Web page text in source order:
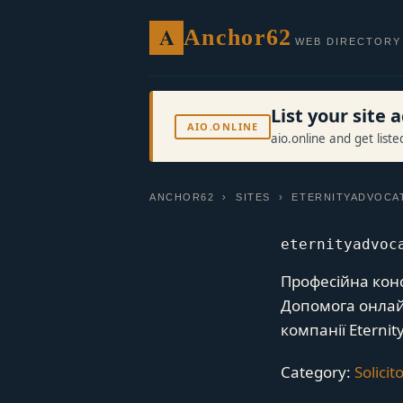
A Anchor62 WEB DIRECTORY
AIO.ONLINE List your site
aio.online and get
ANCHOR62 ›SITES ›
Професійна
Допомога
компанії
Category: